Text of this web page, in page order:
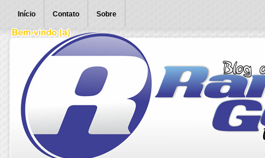
Início Contato Sobre